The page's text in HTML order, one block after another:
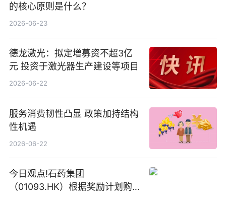
的核心原则是什么？
2026-06-23
德龙激光：拟定增募资不超3亿
元 投资于激光器生产建设等项目
2026-06-22
服务消费韧性凸显 政策加持结构
性机遇
2026-06-22
今日观点!石药集团
（01093.HK）根据奖励计划购